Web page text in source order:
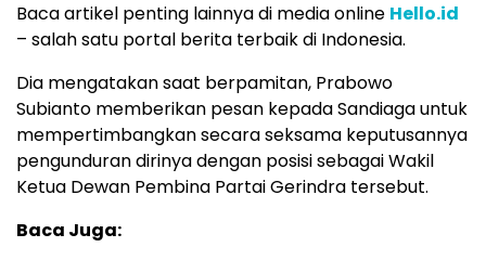
Baca artikel penting lainnya di media online Hello.id
– salah satu portal berita terbaik di Indonesia.
Dia mengatakan saat berpamitan, Prabowo
Subianto memberikan pesan kepada Sandiaga untuk
mempertimbangkan secara seksama keputusannya
pengunduran dirinya dengan posisi sebagai Wakil
Ketua Dewan Pembina Partai Gerindra tersebut.
Baca Juga: